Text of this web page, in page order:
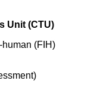
Unit (CTU)
human (FIH)